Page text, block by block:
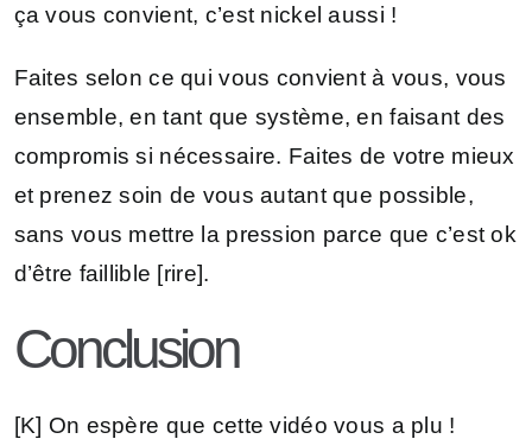
ça vous convient, c’est nickel aussi !
Faites selon ce qui vous convient à vous, vous
ensemble, en tant que système, en faisant des
compromis si nécessaire. Faites de votre mieux
et prenez soin de vous autant que possible,
sans vous mettre la pression parce que c’est ok
d’être faillible [rire].
Conclusion
[K] On espère que cette vidéo vous a plu !